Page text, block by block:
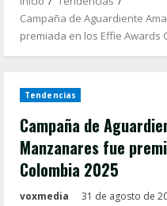
Campaña de Aguardiente
premiada en los Effie Awards
Tendencias
Campaña de
Manzanares fue
Colombia 2025
voxmedia 31 de agosto de